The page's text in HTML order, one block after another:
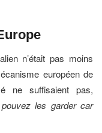
n’était pas moins
européen de
ne suffisaient pas,
les garder car